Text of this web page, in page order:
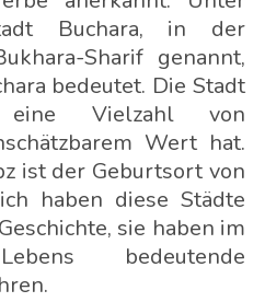
Buchara, in der
Sharif genannt,
bedeutet. Die Stadt
eine Vielzahl von
Wert hat.
ist der Geburtsort von
haben diese Städte
sie haben im
bedeutende